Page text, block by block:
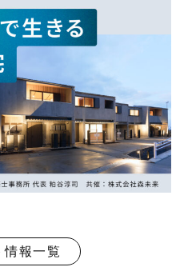
情報一覧